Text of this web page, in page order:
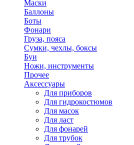
Маски
Баллоны
Боты
Фонари
Груза, пояса
Сумки, чехлы, боксы
Буи
Ножи, инструменты
Прочее
Аксессуары
Для приборов
Для гидрокостюмов
Для масок
Для ласт
Для фонарей
Для трубок